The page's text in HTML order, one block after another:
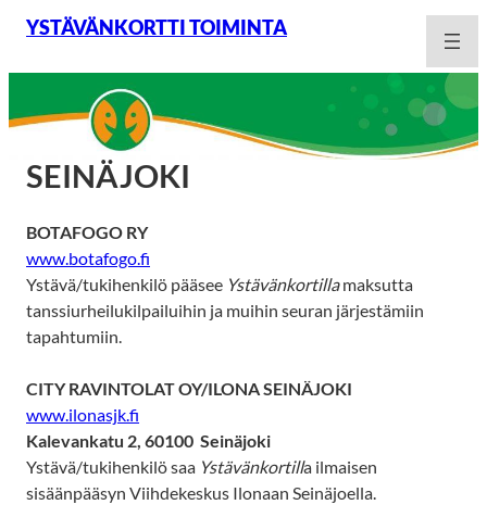
Siirry
YSTÄVÄNKORTTI TOIMINTA
SEINÄJOKI
BOTAFOGO RY
www.botafogo.fi
Ystävä/tukihenkilö pääsee Ystävänkortillamaksutta
tanssiurheilukilpailuihin ja muihin seuran järjestämiin
tapahtumiin.
CITY RAVINTOLAT OY/ILONA SEINÄJOKI
www.ilonasjk.fi
Kalevankatu 2, 60100 Seinäjoki
Ystävä/tukihenkilö saa Ystävänkortilla ilmaisen
sisäänpääsyn Viihdekeskus Ilonaan Seinäjoella.